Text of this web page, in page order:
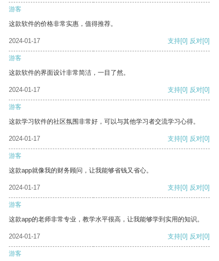
游客
这款软件的价格非常实惠，值得推荐。
2024-01-17 支持[0] 反对[0]
游客
这款软件的界面设计非常简洁，一目了然。
2024-01-17 支持[0] 反对[0]
游客
这款学习软件的社区氛围非常好，可以与其他学习者交流学习心得。
2024-01-17 支持[0] 反对[0]
游客
这款app就像我的财务顾问，让我能够省钱又省心。
2024-01-17 支持[0] 反对[0]
游客
这款app的老师非常专业，教学水平很高，让我能够学到实用的知识。
2024-01-17 支持[0] 反对[0]
游客